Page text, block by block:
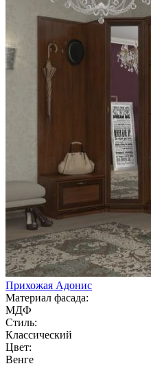
Прихожая Адонис
Материал фасада:
МДФ
Стиль:
Классический
Цвет:
Венге